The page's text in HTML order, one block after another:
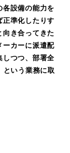
各設備の能力を
正準化したりす
向き合ってきた
ーカーに派遣配
しつつ、部署全
いう業務に取